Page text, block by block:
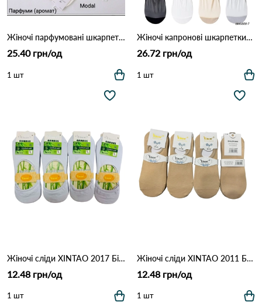
Жіночі парфумовані шкарпетки ЛАСТІВКА з модалу (Опт) 140-3 Білий
25.40 грн/од
1 шт
Жіночі капронові шкарпетки-сліди КОРОНА з посиленим миском (Опт) 0508-7 Різні кольори
26.72 грн/од
1 шт
Жіночі сліди XINTAO 2017 Білий
12.48 грн/од
1 шт
Жіночі сліди XINTAO 2011 Бежевий
12.48 грн/од
1 шт